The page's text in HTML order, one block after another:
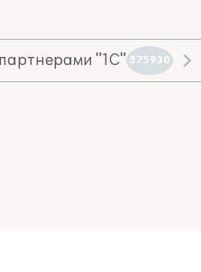
"1С" 575930